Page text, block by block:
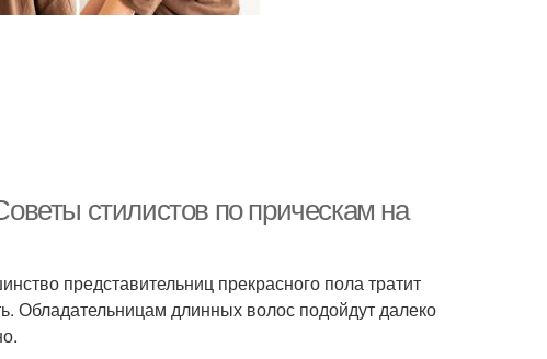
стилистов по прическам на
представительниц прекрасного пола тратит
Обладательницам длинных волос подойдут далеко